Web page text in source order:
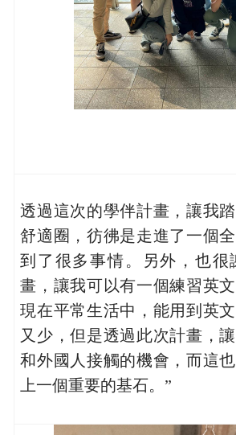
透過這次的學伴計畫，讓我
舒適圈，彷彿是走進了一個
到了很多事情。另外，也很
畫，讓我可以有一個練習英
現在平常生活中，能用到英
又少，但是透過此次計畫，
和外國人接觸的機會，而這
上一個重要的基石。”